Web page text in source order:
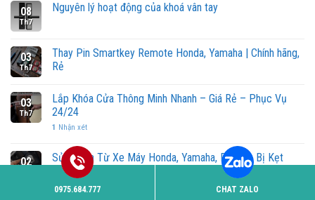
08
Th7
Nguyên lý hoạt động của khoá vân tay
03
Th7
Thay Pin Smartkey Remote Honda, Yamaha | Chính hãng,
Rẻ
03
Th7
Lắp Khóa Cửa Thông Minh Nhanh – Giá Rẻ – Phục Vụ
24/24
1 Nhận xét
02
Sửa Khóa Từ Xe Máy Honda, Yamaha, Piaggio Bị Kẹt
Hiệu Quả
0975.684.777 CHAT ZALO